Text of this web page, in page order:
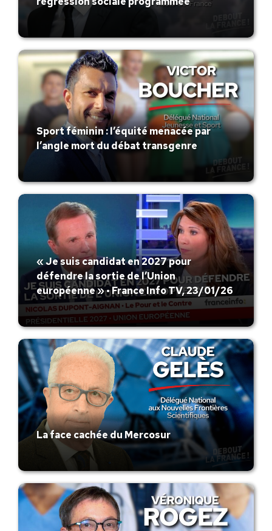
Sport féminin : l’équité menacée par
l’angle mort du débat transgenre
« Je suis candidat en 2027 pour
défendre la sortie de l’Union
européenne » • France Info TV, 23/01/26
La face cachée du Mercosur